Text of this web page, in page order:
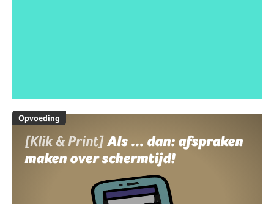
Opvoeding
[Klik & Print]Als ... dan: afspraken
maken over schermtijd!